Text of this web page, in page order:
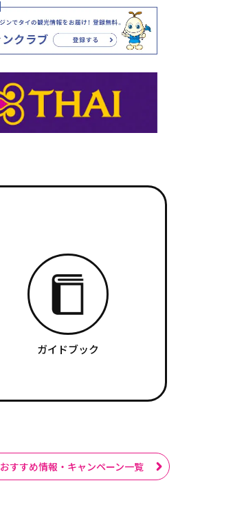
ガイドブック
おすすめ情報・キャンペーン一覧